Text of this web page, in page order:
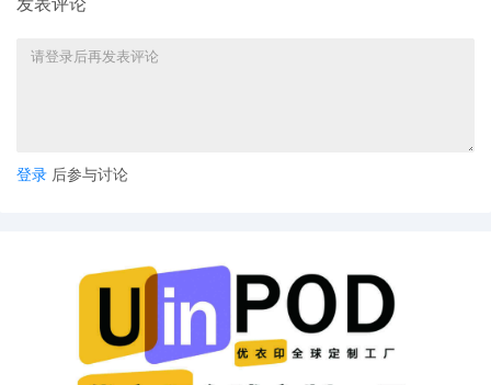
即使是微小的功能升级或设计改良，只要优于竞品，就应
视频广告
：提升转化率，直观展示产品优势。
Vine评论计划
：快速获取高质量可信评论，解决信任
难题。
登录 后参与讨论